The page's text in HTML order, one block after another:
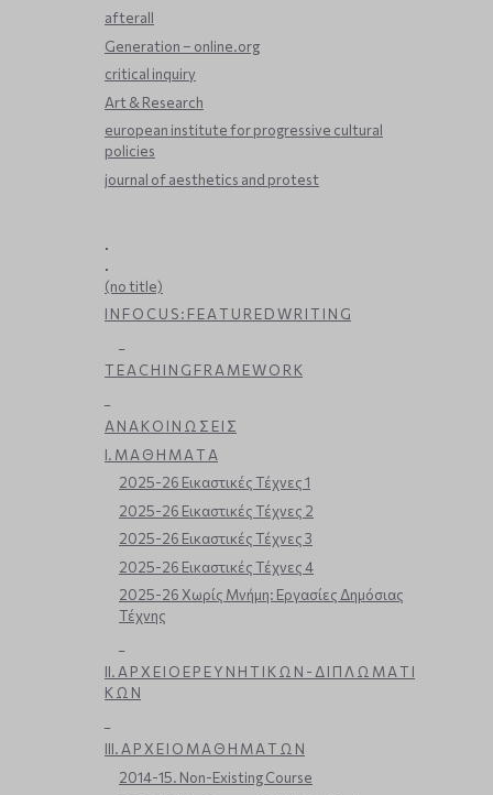
afterall
Generation – online.org
critical inquiry
Art & Research
european institute for progressive cultural
policies
journal of aesthetics and protest
.
.
(no title)
I N F O C U S : F E A T U R E D W R I T I N G
T E A C H I N G F R A M E W O R K
Α Ν Α Κ Ο Ι Ν Ω Σ Ε Ι Σ
Ι. Μ Α Θ Η Μ Α Τ Α
2025-26 Εικαστικές Τέχνες 1
2025-26 Εικαστικές Τέχνες 2
2025-26 Εικαστικές Τέχνες 3
2025-26 Εικαστικές Τέχνες 4
2025-26 Χωρίς Μνήμη: Εργασίες Δημόσιας
Τέχνης
ΙΙ. Α Ρ Χ Ε Ι Ο Ε Ρ Ε Υ Ν Η Τ Ι Κ Ω Ν - Δ Ι Π Λ Ω Μ Α Τ Ι
Κ Ω Ν
ΙΙΙ. Α Ρ Χ Ε Ι Ο Μ Α Θ Η Μ Α Τ Ω Ν
2014-15. Non-Existing Course